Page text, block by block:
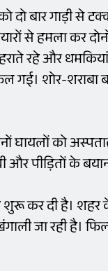
दो बार गाड़ी
से हमला कर
रहे और
शोर-शराबा
घायलों को
पीड़ितों के
कर दी है। शहर
जा रही है।